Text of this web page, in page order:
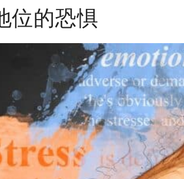
位的恐惧